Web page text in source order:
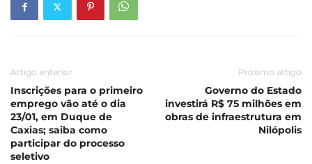
Artigo anterior
Inscrições para o primeiro
emprego vão até o dia
23/01, em Duque de
Caxias; saiba como
participar do processo
seletivo
Próximo artigo
Governo do Estado
investirá R$ 75 milhões em
obras de infraestrutura em
Nilópolis